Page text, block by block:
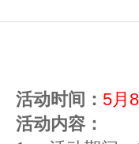
活动时间： 5月
活动内容：